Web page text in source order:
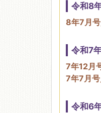
令和8
8年7月
令和7
7年12月
7年7月
令和6